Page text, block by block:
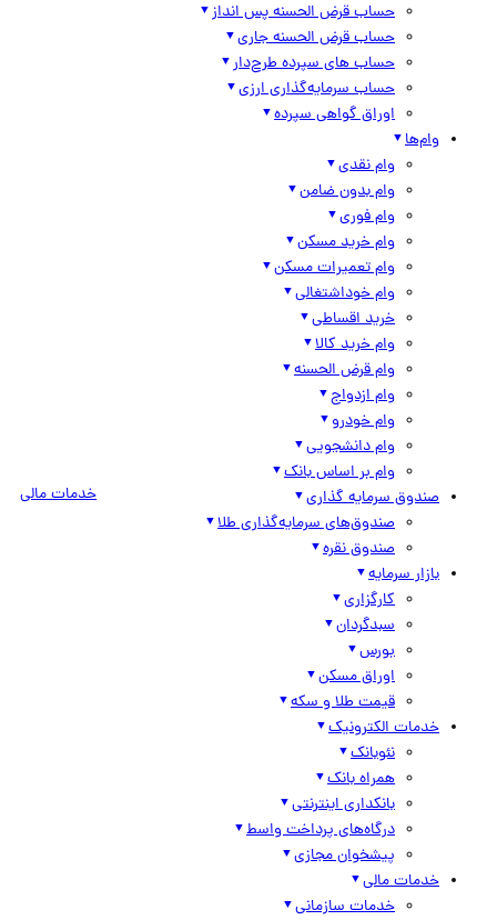
حساب قرض الحسنه پس انداز
حساب قرض الحسنه جاری
حساب های سپرده طرح‌دار
حساب سرمایه‌گذاری ارزی
اوراق گواهی سپرده
وام‌ها
وام نقدی
وام بدون ضامن
وام فوری
وام خرید مسکن
وام تعمیرات مسکن
وام خوداشتغالی
خرید اقساطی
وام خرید کالا
وام قرض الحسنه
وام ازدواج
وام خودرو
وام دانشجویی
وام بر اساس بانک
صندوق سرمایه گذاری
صندوق‌های سرمایه‌گذاری طلا
صندوق نقره
بازار سرمایه
کارگزاری
سبدگردان
بورس
اوراق مسکن
قیمت طلا و سکه
خدمات الکترونیک
نئوبانک
همراه بانک
بانکداری اینترنتی
درگاه‌های پرداخت واسط
پیشخوان مجازی
خدمات مالی
خدمات سازمانی
خدمات مالی